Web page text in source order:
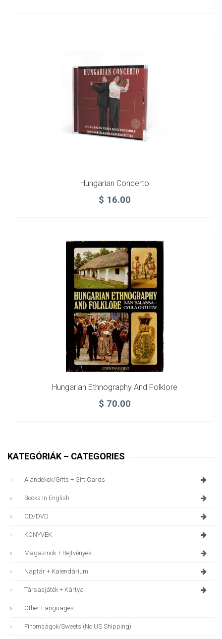
Hungarian Concerto
$ 16.00
Hungarian Ethnography And Folklore
$ 70.00
KATEGÓRIÁK – CATEGORIES
Ajándékok/gifts + Gift Cards
Books In English
CD/DVD
KÖNYVEK
Magazinok + Rejtvények
Naptár + Kalendárium
Társasjáték + Kártya
Other Languages
Finomságok/sweets (no US Shipping)